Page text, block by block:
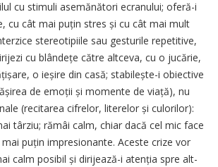
cu stimuli asemănători ecranului; oferă-i
cu cât mai puțin stres și cu cât mai mult
stereotipiile sau gesturile repetitive,
cu blândețe către altceva, cu o jucărie,
o ieșire din casă; sta­bilește-i obiective
de emoții și momente de viață), nu
(recitarea cifrelor, literelor și culorilor):
târziu; rămâi calm, chiar dacă cel mic face
puțin impresionante. Aceste crize vor
calm posibil și dirijează-i atenția spre alt­